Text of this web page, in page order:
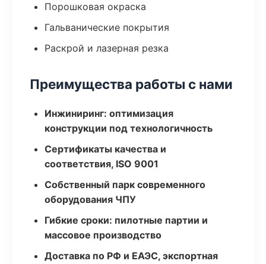
Порошковая окраска
Гальванические покрытия
Раскрой и лазерная резка
Преимущества работы с нами
Инжиниринг: оптимизация
конструкции под технологичность
Сертификаты качества и
соответствия, ISO 9001
Собственный парк современного
оборудования ЧПУ
Гибкие сроки: пилотные партии и
массовое производство
Доставка по РФ и ЕАЭС, экспортная